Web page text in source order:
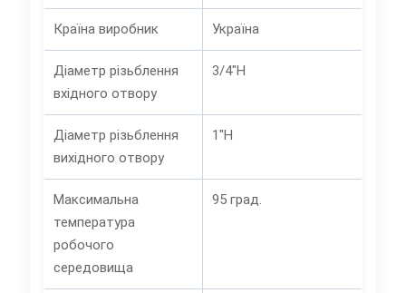
Країна виробник Україна
Діаметр різьблення
вхідного отвору
3/4"Н
Діаметр різьблення
вихідного отвору
1"Н
Максимальна
температура
робочого
середовища
95 град.